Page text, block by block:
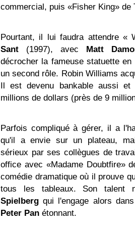
commercial, puis «Fisher King» de
Pourtant, il lui faudra attendre «
Sant (1997), avec Matt
décrocher la fameuse statuette
un second rôle. Robin Williams
Il est devenu bankable aussi et
millions de dollars (près de 9
Parfois compliqué à gérer, il a
qu'il a envie sur un plateau,
sérieux par ses collègues de
office avec «Madame Doubtfire»
comédie dramatique où il prouve
tous les tableaux. Son talent
Spielberg qui l'engage alors
Peter Pan étonnant.